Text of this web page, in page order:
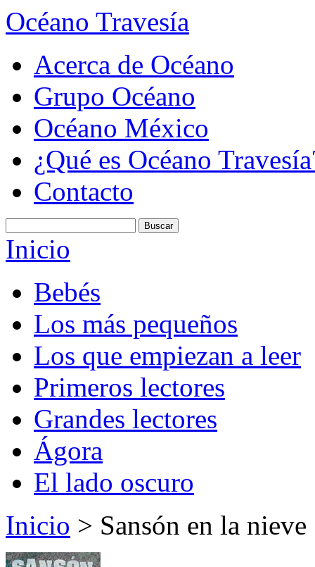
Océano Travesía
Acerca de Océano
Grupo Océano
Océano México
¿Qué es Océano
Contacto
Inicio
Bebés
Los más pequeños
Los que empiezan a leer
Primeros lectores
Grandes lectores
Ágora
El lado oscuro
Inicio > Sansón en la nieve